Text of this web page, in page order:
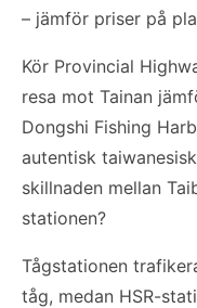
– jämför priser på
Kör Provincial
resa mot Tainan
Dongshi Fishing
autentisk
skillnaden mellan
stationen?
Tågstationen
tåg, medan HSR-